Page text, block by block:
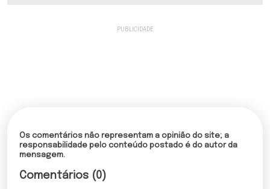
Os comentários não representam a opinião do site; a
responsabilidade pelo conteúdo postado é do autor da
mensagem.
Comentários (0)